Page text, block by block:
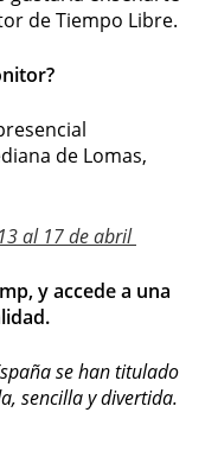
de Tiempo Libre.
de Lomas,
al 17 de abril
y accede a una
se han titulado
sencilla y divertida.